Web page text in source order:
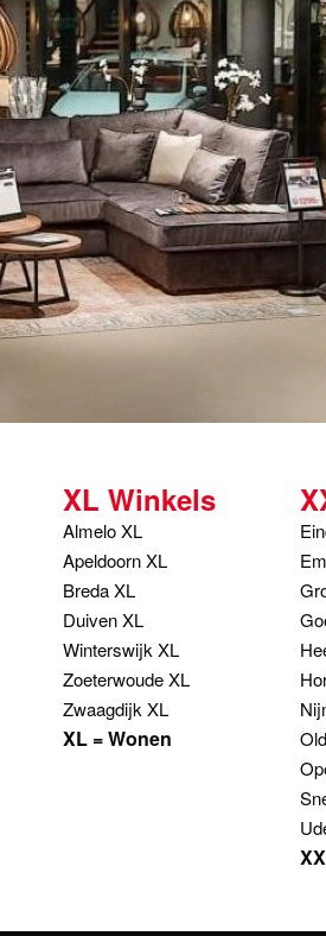
XL Winkels
Almelo XL
Apeldoorn XL
Breda XL
Duiven XL
Winterswijk XL
Zoeterwoude XL
Zwaagdijk XL
XL = Wonen